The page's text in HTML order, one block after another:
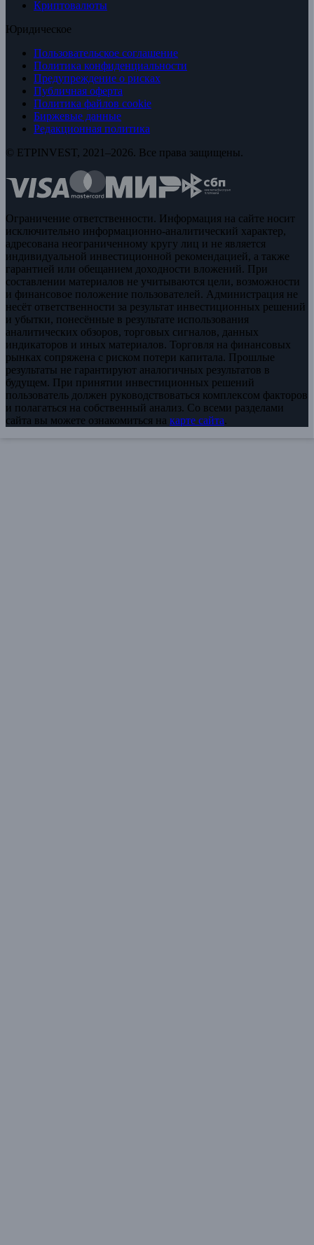
Криптовалюты
Юридическое
Пользовательское соглашение
Политика конфиденциальности
Предупреждение о рисках
Публичная оферта
Политика файлов cookie
Биржевые данные
Редакционная политика
© ETPINVEST, 2021–2026. Все права защищены.
Ограничение ответственности. Информация на сайте носит
исключительно информационно-аналитический характер,
адресована неограниченному кругу лиц и не является
индивидуальной инвестиционной рекомендацией, а также
гарантией или обещанием доходности вложений. При
составлении материалов не учитываются цели, возможности
и финансовое положение пользователей. Администрация не
несёт ответственности за результат инвестиционных решений
и убытки, понесённые в результате использования
аналитических обзоров, торговых сигналов, данных
индикаторов и иных материалов. Торговля на финансовых
рынках сопряжена с риском потери капитала. Прошлые
результаты не гарантируют аналогичных результатов в
будущем. При принятии инвестиционных решений
пользователь должен руководствоваться комплексом факторов
и полагаться на собственный анализ. Со всеми разделами
сайта вы можете ознакомиться на карте сайта.